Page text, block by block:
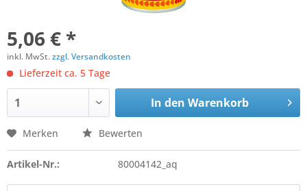
5,06 € *
inkl. MwSt.zzgl. Versandkosten
Lieferzeit ca. 5 Tage
In den Warenkorb
Merken Bewerten
Artikel-Nr.: 80004142_aq